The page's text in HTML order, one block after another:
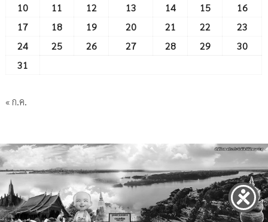
10
11 12 13 14 15
16
17
18 19 20 21 22
23
24
25 26 27 28 29
30
31
« ก.ค.